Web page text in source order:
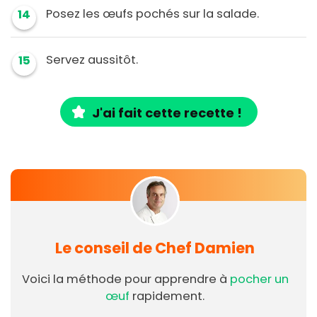
14 Posez les œufs pochés sur la salade.
15 Servez aussitôt.
J'ai fait cette recette !
Le conseil de Chef Damien
Voici la méthode pour apprendre à pocher un
œuf rapidement.